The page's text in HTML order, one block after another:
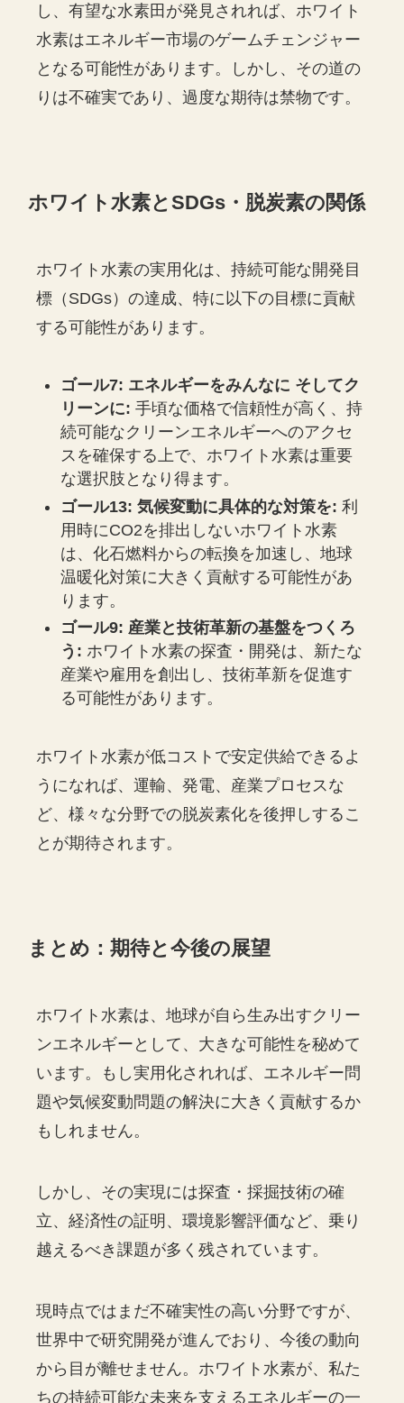
し、有望な水素田が発見されれば、ホワイト
水素はエネルギー市場のゲームチェンジャー
となる可能性があります。しかし、その道の
りは不確実であり、過度な期待は禁物です。
ホワイト水素とSDGs・脱炭素の関係
ホワイト水素の実用化は、持続可能な開発目
標（SDGs）の達成、特に以下の目標に貢献
する可能性があります。
ゴール7: エネルギーをみんなに そしてク
リーンに: 手頃な価格で信頼性が高く、持
続可能なクリーンエネルギーへのアクセ
スを確保する上で、ホワイト水素は重要
な選択肢となり得ます。
ゴール13: 気候変動に具体的な対策を: 利
用時にCO2を排出しないホワイト水素
は、化石燃料からの転換を加速し、地球
温暖化対策に大きく貢献する可能性があ
ります。
ゴール9: 産業と技術革新の基盤をつくろ
う: ホワイト水素の探査・開発は、新たな
産業や雇用を創出し、技術革新を促進す
る可能性があります。
ホワイト水素が低コストで安定供給できるよ
うになれば、運輸、発電、産業プロセスな
ど、様々な分野での脱炭素化を後押しするこ
とが期待されます。
まとめ：期待と今後の展望
ホワイト水素は、地球が自ら生み出すクリー
ンエネルギーとして、大きな可能性を秘めて
います。もし実用化されれば、エネルギー問
題や気候変動問題の解決に大きく貢献するか
もしれません。
しかし、その実現には探査・採掘技術の確
立、経済性の証明、環境影響評価など、乗り
越えるべき課題が多く残されています。
現時点ではまだ不確実性の高い分野ですが、
世界中で研究開発が進んでおり、今後の動向
から目が離せません。ホワイト水素が、私た
ちの持続可能な未来を支えるエネルギーの一